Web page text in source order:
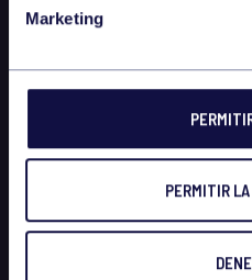
Marketing
PERMITIR